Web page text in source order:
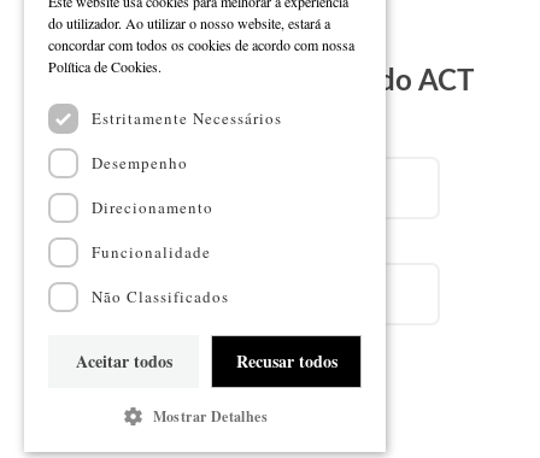
Subscreva a Newsletter do ACT
Subscrever
Mapa do sítio
ENGLISH
do utilizador. Ao utilizar o nosso website, estará a
concordar com todos os cookies de acordo com nossa
Política de Cookies.
Estritamente Necessários
Desempenho
Direcionamento
Funcionalidade
Não Classificados
Aceitar todos Recusar todos
Mostrar Detalhes